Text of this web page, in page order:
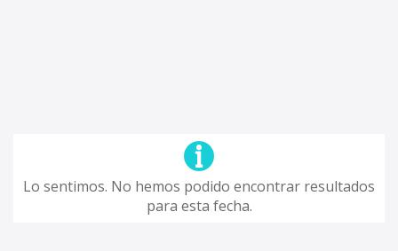
Lo sentimos. No hemos podido encontrar resultados
para esta fecha.